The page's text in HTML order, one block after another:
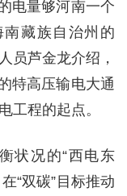
电量够河南一个
藏族自治州的
员芦金龙介绍，
特高压输电大通
程的起点。
状况的“西电东
“双碳”目标推动